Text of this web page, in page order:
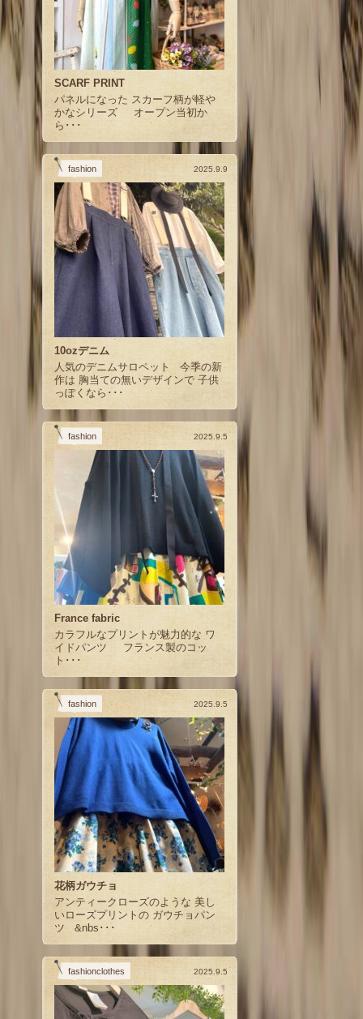
SCARF PRINT
パネルになった スカーフ柄が軽や
かなシリーズ オープン当初か
ら･･･
fashion 2025.9.9
10ozデニム
人気のデニムサロペット 今季の新
作は 胸当ての無いデザインで 子供
っぽくなら･･･
fashion 2025.9.5
France fabric
カラフルなプリントが魅力的な ワ
イドパンツ フランス製のコッ
ト･･･
fashion 2025.9.5
花柄ガウチョ
アンティークローズのような 美し
いローズプリントの ガウチョパン
ツ &nbs･･･
fashionclothes 2025.9.5